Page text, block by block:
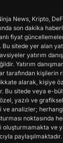
News, Kripto,
son dakika
fiyat
sitede yer alan
yatırım
Yatırım
tarafından kişilerin
alarak, kişiye
Bu sitede veya e-
yazılı ve
ve analizler;
noktasında
oluşturmamakta ve